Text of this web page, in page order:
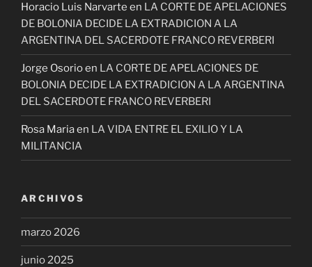
Horacio Luis Narvarte en LA CORTE DE APELACIONES
DE BOLONIA DECIDE LA EXTRADICION A LA
ARGENTINA DEL SACERDOTE FRANCO REVERBERI
Jorge Osorioen LA CORTE DE APELACIONES DE
BOLONIA DECIDE LA EXTRADICION A LA ARGENTINA
DEL SACERDOTE FRANCO REVERBERI
Rosa Mariaen LA VIDA ENTRE EL EXILIO Y LA
MILITANCIA
ARCHIVOS
marzo 2026
junio 2025